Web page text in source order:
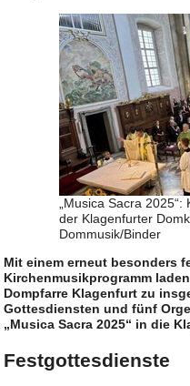
„Musica Sacra
der Klagenfurter
Dommusik/Binder
Mit einem erneut besonders
Kirchenmusikprogramm
Dompfarre Klagenfurt zu
Gottesdiensten und fünf
„Musica Sacra 2025“ in die
Festgottesdienste